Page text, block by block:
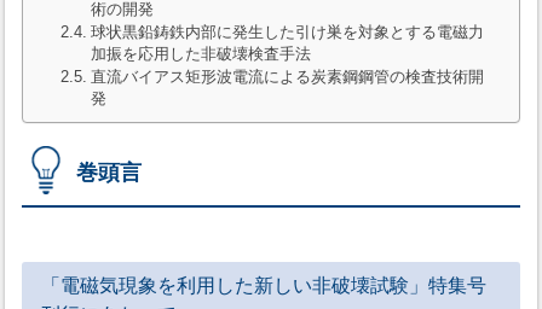
術の開発
球状黒鉛鋳鉄内部に発生した引け巣を対象とする電磁力
加振を応用した非破壊検査手法
直流バイアス矩形波電流による炭素鋼鋼管の検査技術開
発
巻頭言
「電磁気現象を利用した新しい非破壊試験」特集号